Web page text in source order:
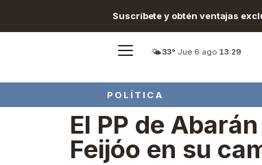
Suscríbete y obtén ventajas
🌤️33°·Jue 6 ago·13:29
POLÍTICA
El PP de
Feijóo en su